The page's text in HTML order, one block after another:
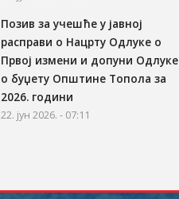
Позив за учешће у јавној
расправи о Нацрту Одлуке о
Првој измени и допуни Одлуке
о буџету Општине Топола за
2026. години
22. јун 2026. - 07:11